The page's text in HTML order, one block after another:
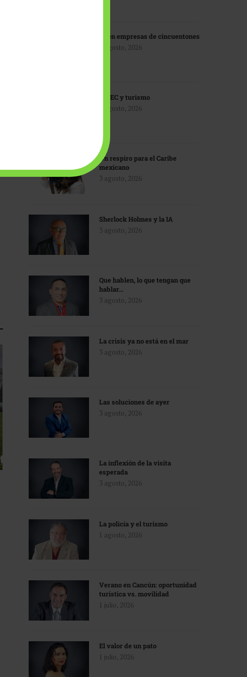
IA en empresas de cincuentones
3 agosto, 2026
TMEC y turismo
3 agosto, 2026
Un respiro para el Caribe
mexicano
3 agosto, 2026
Sherlock Holmes y la IA
3 agosto, 2026
Que hablen, lo que tengan que
hablar…
3 agosto, 2026
La crisis ya no está en el mar
3 agosto, 2026
Las soluciones de ayer
3 agosto, 2026
La inflexión de la visita
esperada
3 agosto, 2026
La policía y el turismo
1 agosto, 2026
Verano en Cancún: oportunidad
turística vs. movilidad
1 julio, 2026
El valor de un pato
1 julio, 2026